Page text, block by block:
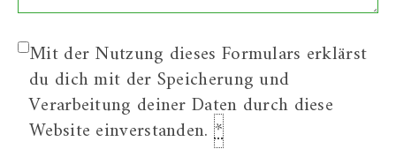
Mit der Nutzung dieses Formulars erklärst
du dich mit der Speicherung und
Verarbeitung deiner Daten durch diese
Website einverstanden. *